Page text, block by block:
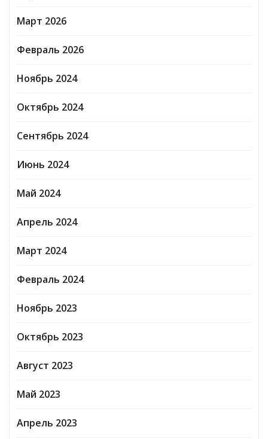
Март 2026
Февраль 2026
Ноябрь 2024
Октябрь 2024
Сентябрь 2024
Июнь 2024
Май 2024
Апрель 2024
Март 2024
Февраль 2024
Ноябрь 2023
Октябрь 2023
Август 2023
Май 2023
Апрель 2023